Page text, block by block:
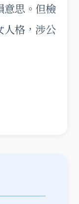
意思。但檢
人格，涉公